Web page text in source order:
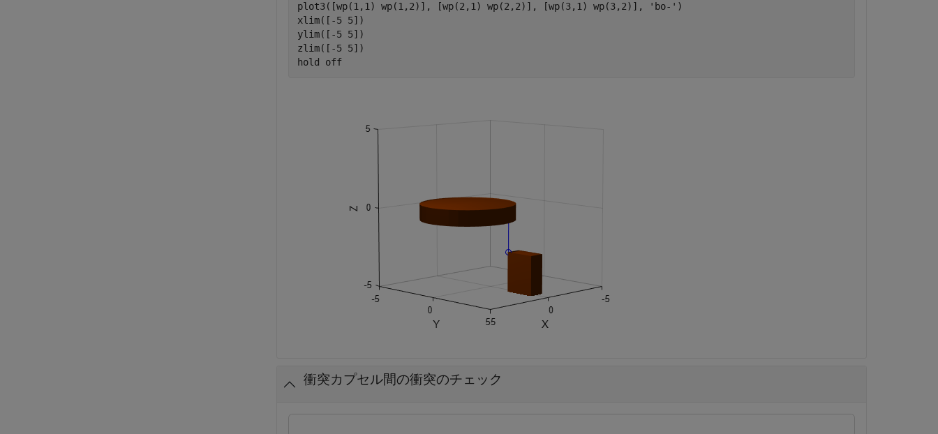
plot3([wp(1,1) wp(1,2)], [wp(2,1) wp(2,2)], [wp(3,1) wp(3,2)],
'bo-' )
xlim([-5 5])
ylim([-5 5])
zlim([-5 5])
hold off
衝突カプセル間の衝突のチェック